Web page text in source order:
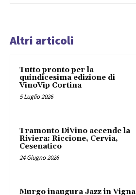
Altri articoli
Tutto pronto per la
quindicesima edizione di
VinoVip Cortina
5 Luglio 2026
Tramonto DiVino accende la
Riviera: Riccione, Cervia,
Cesenatico
24 Giugno 2026
Murgo inaugura Jazz in Vigna